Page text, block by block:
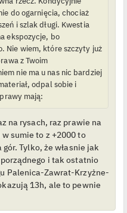
do ogarnięcia, chociaż
i szlak długi. Kwestia
ekspozycje, bo
Nie wiem, które szczyty już
z Twoim
nie ma u nas nic bardziej
odpal sobie i
mają:
na rysach, raz prawie na
w sumie to z +2000 to
Tylko, że własnie jak
i tak ostatnio
Palenica-Zawrat-Krzyżne-
13h, ale to pewnie